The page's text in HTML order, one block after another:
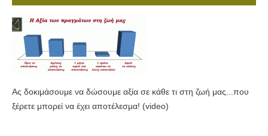
Ας δοκιμάσουμε να δώσουμε αξία σε κάθε τι στη ζωή μας...που
ξέρετε μπορεί να έχει αποτέλεσμα! (video)